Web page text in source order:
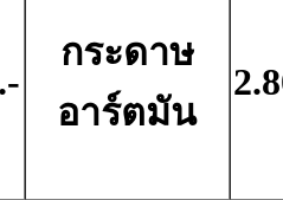
กระดาษ
อาร์ตมัน